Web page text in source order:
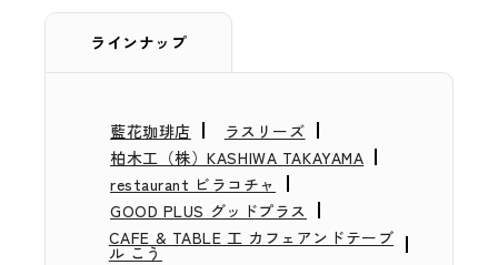
ラインナップ
藍花珈琲店
ラスリーズ
柏木工（株）KASHIWA TAKAYAMA
restaurant ビラコチャ
GOOD PLUS グッドプラス
CAFE & TABLE 工 カフェアンドテーブ
ル こう